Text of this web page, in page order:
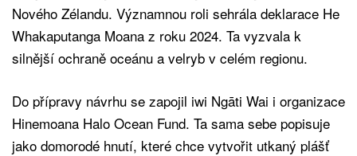
Nového Zélandu. Významnou roli sehrála deklarace He
Whakaputanga Moana z roku 2024. Ta vyzvala k
silnější ochraně oceánu a velryb v celém regionu.
Do přípravy návrhu se zapojil iwi Ngāti Wai i organizace
Hinemoana Halo Ocean Fund. Ta sama sebe popisuje
jako domorodé hnutí, které chce vytvořit utkaný plášť